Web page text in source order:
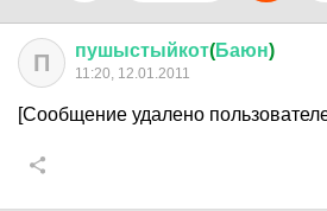
П пушыстыйкот(Баюн)
11:20, 12.01.2011
[Сообщение удалено